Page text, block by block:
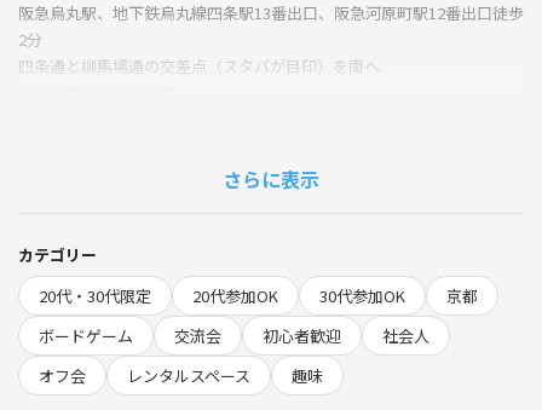
阪急烏丸駅、地下鉄烏丸線四条駅13番出口、阪急河原町駅12番出口徒歩
2分
四条通と柳馬場通の交差点（スタバが目印）を南へ
Plannning agentは関東と近畿をメインに活動している社会人ボードゲ
ームサークルです！
主に20代〜30代の方々を対象に企画の運営をしておりつなげーとだけで
全体の登録者数は
4200人以上の大きめのサークルです。
さらに表示
カテゴリー
20代・30代限定
20代参加OK 30代参加OK
京都
ボードゲーム
交流会 初心者歓迎
社会人
オフ会
レンタルスペース 趣味